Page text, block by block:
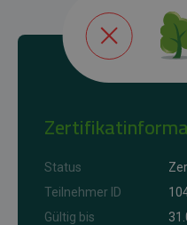
Status
Teilnehmer ID
Gültig bis